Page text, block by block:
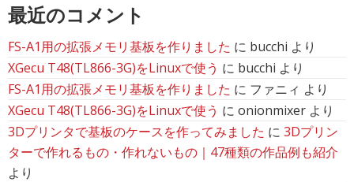
最近のコメント
FS-A1用の拡張メモリ基板を作りました に bucchi より
XGecu T48(TL866-3G)をLinuxで使う に bucchi より
FS-A1用の拡張メモリ基板を作りました に ファニィ より
XGecu T48(TL866-3G)をLinuxで使う に onionmixer より
3Dプリンタで基板のケースを作ってみました に 3Dプリン
ターで作れるもの・作れないもの｜47種類の作品例も紹介
より